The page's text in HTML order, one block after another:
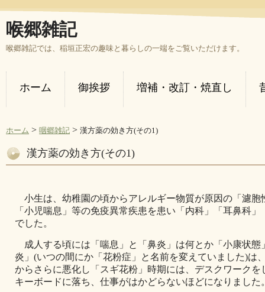
喉郷雑記
喉郷雑記では、稲垣正宏の趣味と暮らしの一端をご覧いただけます。
ホーム 御挨拶 増補・改訂・焼直し
ホーム > 咽郷雑記 > 漢方薬の効き方(その1)
漢方薬の効き方(その1)
小生は、幼稚園の頃からアレルギー物質が原因の「濾胞
「小児喘息」等の免疫異常疾患を患い「内科」「耳鼻科
でした。
成人する頃には「喘息」と「鼻炎」は何とか「小康状態
炎」(いつの間にか「花粉症」と名前を変えていました)は
からさらに悪化し「スギ花粉」時期には、デスクワーク
キーボードに落ち、仕事がはかどらないほどになりました